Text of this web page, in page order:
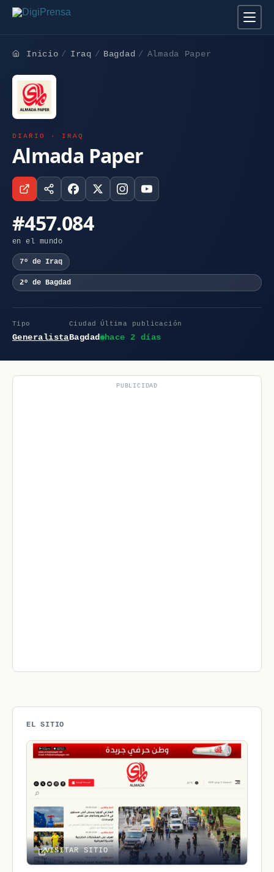
Inicio Iraq Bagdad Almada Paper
DIARIO · IRAQ
Almada Paper
#457.084
en el mundo
7º de Iraq
2º de Bagdad
Tipo
Generalista
Ciudad
Bagdad
Última publicación
hace 2 días
PUBLICIDAD
EL SITIO
VISITAR SITIO